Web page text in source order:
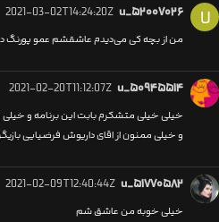
U u_۵۲۰۰۷۰۲۶ 2021-03-02T14:24:20Z
من از بچه کی می‌دیدم عاشقشم عمو پورنگ
u_۵۰۹۴۵۵۱۴ 2021-02-20T11:12:07Z
خیلی خیلی متشکرم بابت این برنامه و
و خیلی ممنون از اقای داریوش فرضیایی
u_۵۱۷۷۰۵۸۲ 2021-02-09T12:40:44Z
خیلی خوبه من عاشق شم